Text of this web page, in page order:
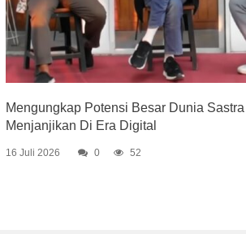
Mengungkap Potensi Besar Dunia
Menjanjikan Di Era Digital
16 Juli 2026 0 52